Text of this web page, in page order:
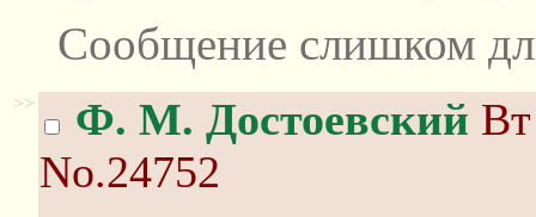
Сообщение слишком
>> Ф. М. Достоевский
No.24752